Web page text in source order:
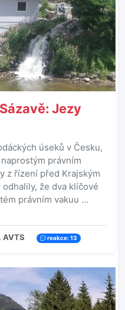
Jezy
úseků v Česku,
právním
z řízení před Krajským
že dva klíčové
právním vakuu ...
AVTS reakce: 13